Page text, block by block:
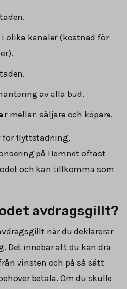
i olika kanaler (kostnad för
av alla bud.
mellan säljare och köpare.
för flyttstädning,
på Hemnet oftast
och kan tillkomma som
avdragsgillt?
när du deklarerar
Det innebär att du kan dra
vinsten och på så sätt
betala. Om du skulle